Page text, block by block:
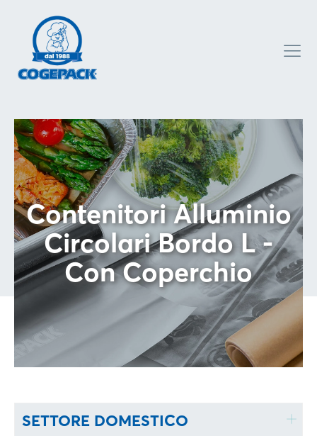
Contenitori Alluminio
Circolari Bordo L -
Con Coperchio
SETTORE DOMESTICO